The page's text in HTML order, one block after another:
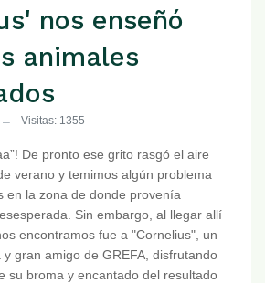
nos enseñó
animales
Visitas: 1355
De pronto ese grito rasgó el aire
verano y temimos algún problema
en la zona de donde provenía
Sin embargo, al llegar allí
encontramos fue a "Cornelius", un
gran amigo de GREFA, disfrutando
su broma y encantado del resultado